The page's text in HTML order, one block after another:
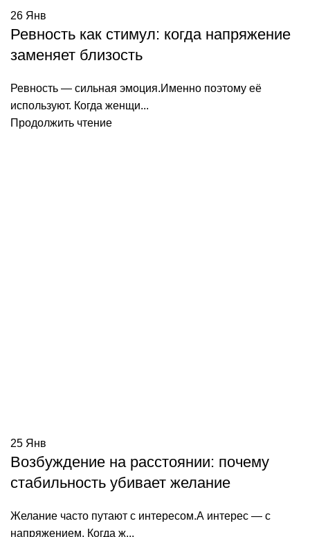
26 Янв
Ревность как стимул: когда напряжение
заменяет близость
Ревность — сильная эмоция.Именно поэтому её
используют. Когда женщи...
Продолжить чтение
25 Янв
Возбуждение на расстоянии: почему
стабильность убивает желание
Желание часто путают с интересом.А интерес — с
напряжением. Когда ж...